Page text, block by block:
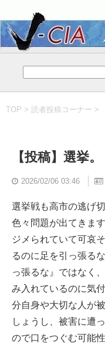
TOP > 読者投稿コーナー >
【投稿】選挙。
2026/02/06 03:46
選挙戦も高市の逃げ
色々問題が出てきま
ジメられていて可哀
るのに足を引っ張る
っ張るな』ではなく
み入れているのに気
分自身や大切な人が
しょうし、被害に遭
ので口をつぐむ可能